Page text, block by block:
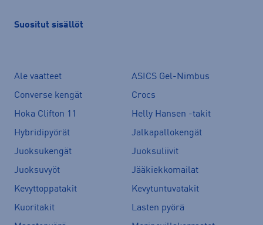
Suositut sisällöt
Ale vaatteet
ASICS Gel-Nimbus
Converse kengät
Crocs
Hoka Clifton 11
Helly Hansen -takit
Hybridipyörät
Jalkapallokengät
Juoksukengät
Juoksuliivit
Juoksuvyöt
Jääkiekkomailat
Kevyttoppatakit
Kevytuntuvatakit
Kuoritakit
Lasten pyörä